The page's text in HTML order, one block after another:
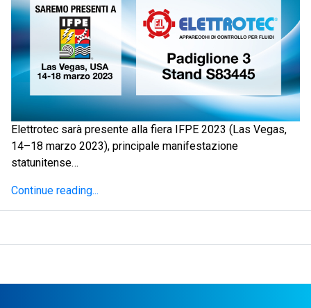
Elettrotec sarà presente alla fiera IFPE 2023 (Las Vegas,
14–18 marzo 2023), principale manifestazione
statunitense…
Continue reading...